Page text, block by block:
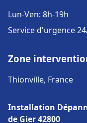
Lun-Ven: 8h-19h
Service d'urgence
Zone
Thionville, France
Installation
de Gier 42800